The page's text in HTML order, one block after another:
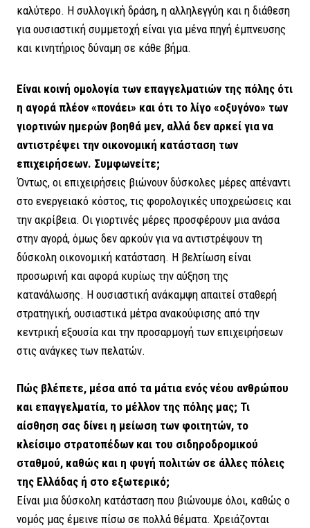
καλύτερο. Η συλλογική δράση, η αλληλεγγύη και η διάθεση
για ουσιαστική συμμετοχή είναι για μένα πηγή έμπνευσης
και κινητήριος δύναμη σε κάθε βήμα.
Είναι κοινή ομολογία των επαγγελματιών της πόλης ότι
η αγορά πλέον «πονάει» και ότι το λίγο «οξυγόνο» των
γιορτινών ημερών βοηθά μεν, αλλά δεν αρκεί για να
αντιστρέψει την οικονομική κατάσταση των
επιχειρήσεων. Συμφωνείτε;
Όντως, οι επιχειρήσεις βιώνουν δύσκολες μέρες απέναντι
στο ενεργειακό κόστος, τις φορολογικές υποχρεώσεις και
την ακρίβεια. Οι γιορτινές μέρες προσφέρουν μια ανάσα
στην αγορά, όμως δεν αρκούν για να αντιστρέψουν τη
δύσκολη οικονομική κατάσταση. Η βελτίωση είναι
προσωρινή και αφορά κυρίως την αύξηση της
κατανάλωσης. Η ουσιαστική ανάκαμψη απαιτεί σταθερή
στρατηγική, ουσιαστικά μέτρα ανακούφισης από την
κεντρική εξουσία και την προσαρμογή των επιχειρήσεων
στις ανάγκες των πελατών.
Πώς βλέπετε, μέσα από τα μάτια ενός νέου ανθρώπου
και επαγγελματία, το μέλλον της πόλης μας; Τι
αίσθηση σας δίνει η μείωση των φοιτητών, το
κλείσιμο στρατοπέδων και του σιδηροδρομικού
σταθμού, καθώς και η φυγή πολιτών σε άλλες πόλεις
της Ελλάδας ή στο εξωτερικό;
Είναι μια δύσκολη κατάσταση που βιώνουμε όλοι, καθώς ο
νομός μας έμεινε πίσω σε πολλά θέματα. Χρειάζονται